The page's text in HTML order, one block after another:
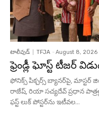
టాలీవుడ్ TFJA - August 8, 2026
ఫ్రెండ్లీ ఘోస్ట్ టీజర్
ఫోనిక్స్ పిక్చర్స్ బ్యానర్‌పై,
రాజేష్, రియా సచ్యదేవ్ ప్రధాన పాత్రల్లో
ఫస్ట్ లుక్ పోస్టర్‌ను ఇటీవల...